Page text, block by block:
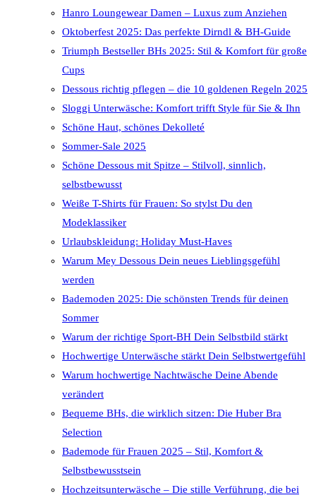
Hanro Loungewear Damen – Luxus zum Anziehen
Oktoberfest 2025: Das perfekte Dirndl & BH-Guide
Triumph Bestseller BHs 2025: Stil & Komfort für große
Cups
Dessous richtig pflegen – die 10 goldenen Regeln 2025
Sloggi Unterwäsche: Komfort trifft Style für Sie & Ihn
Schöne Haut, schönes Dekolleté
Sommer-Sale 2025
Schöne Dessous mit Spitze – Stilvoll, sinnlich,
selbstbewusst
Weiße T-Shirts für Frauen: So stylst Du den
Modeklassiker
Urlaubskleidung: Holiday Must-Haves
Warum Mey Dessous Dein neues Lieblingsgefühl
werden
Bademoden 2025: Die schönsten Trends für deinen
Sommer
Warum der richtige Sport-BH Dein Selbstbild stärkt
Hochwertige Unterwäsche stärkt Dein Selbstwertgefühl
Warum hochwertige Nachtwäsche Deine Abende
verändert
Bequeme BHs, die wirklich sitzen: Die Huber Bra
Selection
Bademode für Frauen 2025 – Stil, Komfort &
Selbstbewusstsein
Hochzeitsunterwäsche – Die stille Verführung, die bei